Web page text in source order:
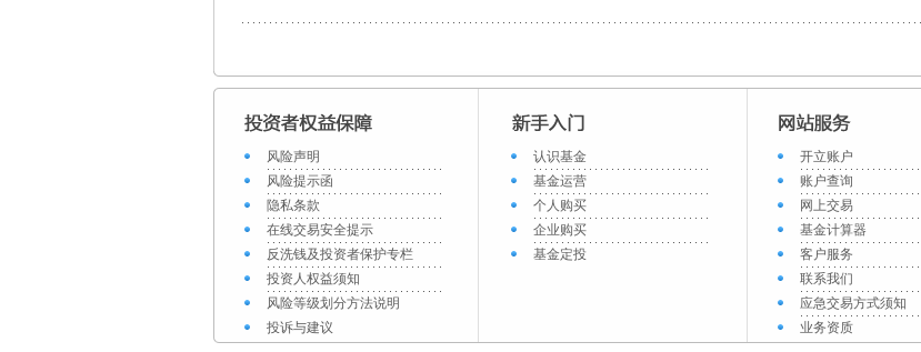
风险声明
风险提示函
隐私条款
在线交易安全提示
反洗钱及投资者保护专栏
投资人权益须知
风险等级划分方法说明
投诉与建议
认识基金
基金运营
个人购买
企业购买
基金定投
开立账户
账户查询
网上交易
基金计算器
客户服务
联系我们
应急交易方式须知
业务资质